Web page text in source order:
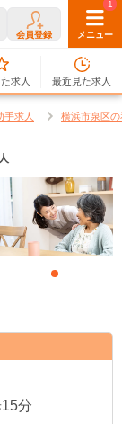
会員登録 メニュー
0
求人
1
最近見た求人
手求人 横浜市泉区
分